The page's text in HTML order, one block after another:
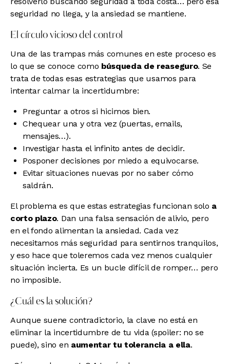
seguridad no llega, y la ansiedad se mantiene.
El círculo vicioso del control
Una de las trampas más comunes en este proceso es
lo que se conoce como búsqueda de reaseguro. Se
trata de todas esas estrategias que usamos para
intentar calmar la incertidumbre:
Preguntar a otros si hicimos bien.
Chequear una y otra vez (puertas, emails,
mensajes…).
Investigar hasta el infinito antes de decidir.
Posponer decisiones por miedo a equivocarse.
Evitar situaciones nuevas por no saber cómo
saldrán.
El problema es que estas estrategias funcionan solo a
corto plazo. Dan una falsa sensación de alivio, pero
en el fondo alimentan la ansiedad. Cada vez
necesitamos más seguridad para sentirnos tranquilos,
y eso hace que toleremos cada vez menos cualquier
situación incierta. Es un bucle difícil de romper… pero
no imposible.
¿Cuál es la solución?
Aunque suene contradictorio, la clave no está en
eliminar la incertidumbre de tu vida (spoiler: no se
puede), sino en aumentar tu tolerancia a ella.